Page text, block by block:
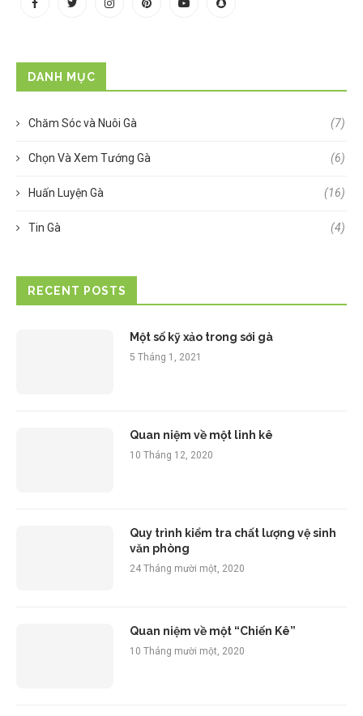
DANH MỤC
Chăm Sóc và Nuôi Gà (7)
Chọn Và Xem Tướng Gà (6)
Huấn Luyện Gà (16)
Tin Gà (4)
RECENT POSTS
Một số kỹ xảo trong sới gà
5 Tháng 1, 2021
Quan niệm về một linh kê
10 Tháng 12, 2020
Quy trình kiểm tra chất lượng vệ sinh
văn phòng
24 Tháng mười một, 2020
Quan niệm về một “Chiến Kê”
10 Tháng mười một, 2020